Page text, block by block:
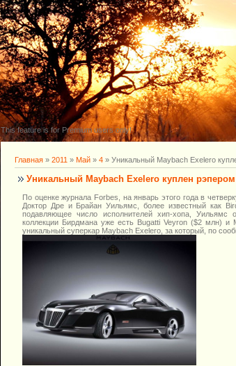
This feature is for Premium users only!
Главная » 2011 » Май » 4 » Уникальный Maybach Exelero
Уникальный Maybach Exelero куплен рэпером
По оценке журнала Forbes, на январь этого года в
Доктор Дре и Брайан Уильямс, более известный как
подавляющее число исполнителей хип-хопа,
коллекции Бирдмана уже есть Bugatti Veyron ($2 млн)
уникальный суперкар Maybach Exelero, за который, по